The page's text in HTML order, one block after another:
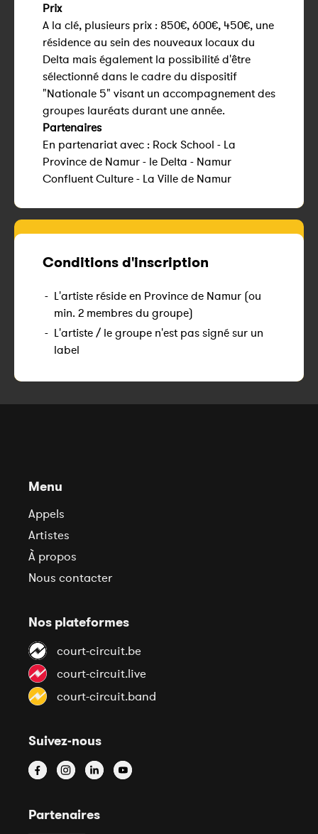
Prix
A la clé, plusieurs prix : 850€, 600€, 450€, une
résidence au sein des nouveaux locaux du
Delta mais également la possibilité d'être
sélectionné dans le cadre du dispositif
"Nationale 5" visant un accompagnement des
groupes lauréats durant une année.
Partenaires
En partenariat avec : Rock School - La
Province de Namur - le Delta - Namur
Confluent Culture - La Ville de Namur
Conditions d'inscription
- L'artiste réside en Province de Namur (ou
min. 2 membres du groupe)
- L'artiste / le groupe n'est pas signé sur un
label
Menu
Appels
Artistes
À propos
Nous contacter
Nos plateformes
court-circuit.be
court-circuit.live
court-circuit.band
Suivez-nous
Partenaires